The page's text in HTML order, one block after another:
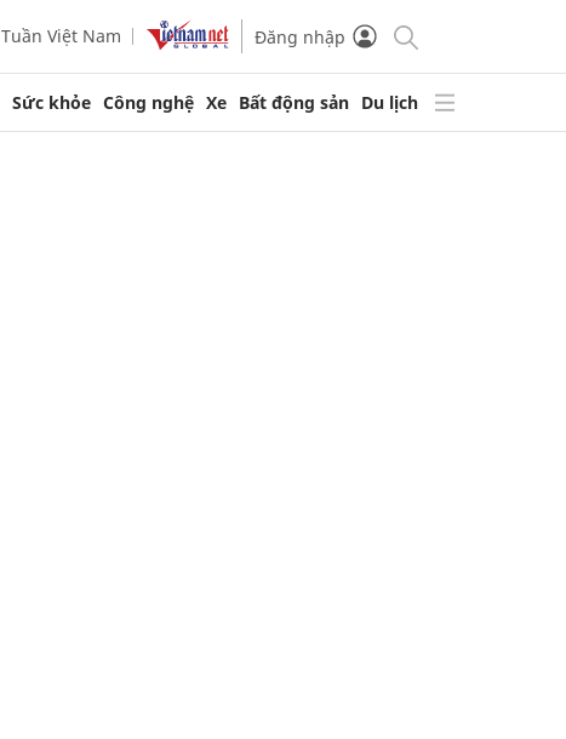
Tuần Việt Nam Đăng nhập
Sức khỏe Công nghệ Xe Bất động sản Du lịch